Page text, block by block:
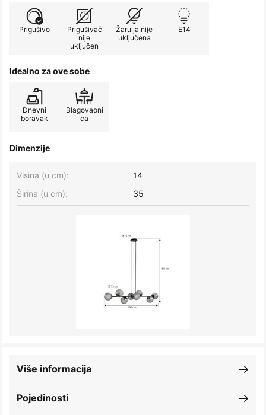
Prigušivo
Prigušivač
nije
uključen
Žarulja nije
uključena
E14
Idealno za ove sobe
Dnevni
boravak
Blagovaoni
ca
Dimenzije
Širina (u cm): 35
Visina (u cm): 14
Pojedinosti
Više informacija